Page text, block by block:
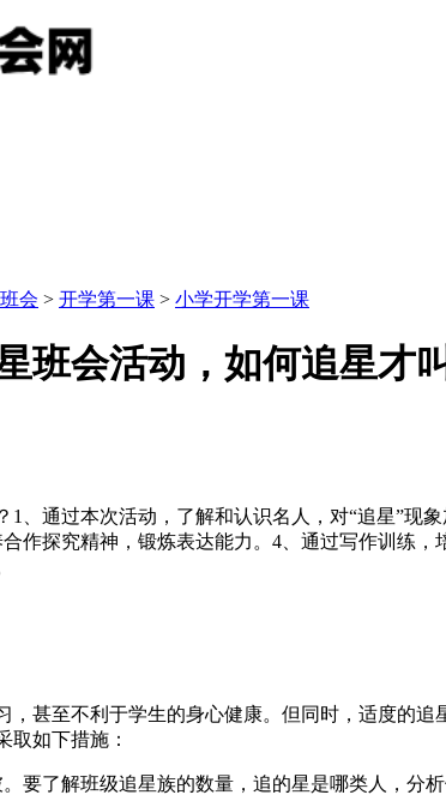
会 > 开学第一课 > 小学开学第一课
班会活动，如何追星才
1、通过本次活动，了解和认识名人，对“追星”现
作探究精神，锻炼表达能力。4、通过写作训练
，甚至不利于学生的身心健康。但同时，适度的
取如下措施：
要了解班级追星族的数量，追的星是哪类人，分